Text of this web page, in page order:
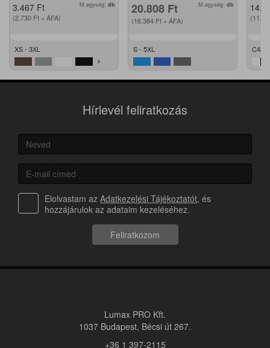
3.467 Ft
(2.730 Ft + ÁFA)
M.egység: db
XS - 3XL
20.808 Ft
(16.384 Ft + ÁFA)
M.egység: db
S - 5XL C42 -
Hírlevél feliratkozás
Elolvastam az Adatkezelési Tájékoztatót, és
hozzájárulok az adataim kezeléséhez.
Feliratkozom
Lumax PRO Kft.
1037 Budapest, Bécsi út 267.
+36 1 397-2115